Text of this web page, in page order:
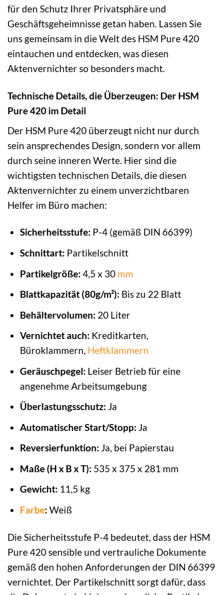
für den Schutz Ihrer Privatsphäre und
Geschäftsgeheimnisse getan haben. Lassen Sie
uns gemeinsam in die Welt des HSM Pure 420
eintauchen und entdecken, was diesen
Aktenvernichter so besonders macht.
Technische Details, die Überzeugen: Der HSM
Pure 420 im Detail
Der HSM Pure 420 überzeugt nicht nur durch
sein ansprechendes Design, sondern vor allem
durch seine inneren Werte. Hier sind die
wichtigsten technischen Details, die diesen
Aktenvernichter zu einem unverzichtbaren
Helfer im Büro machen:
Sicherheitsstufe: P-4 (gemäß DIN 66399)
Schnittart: Partikelschnitt
Partikelgröße: 4,5 x 30 mm
Blattkapazität (80g/m²): Bis zu 22 Blatt
Behältervolumen: 20 Liter
Vernichtet auch: Kreditkarten,
Büroklammern, Heftklammern
Geräuschpegel: Leiser Betrieb für eine
angenehme Arbeitsumgebung
Überlastungsschutz: Ja
Automatischer Start/Stopp: Ja
Reversierfunktion: Ja, bei Papierstau
Maße (H x B x T): 535 x 375 x 281 mm
Gewicht: 11,5 kg
Farbe: Weiß
Die Sicherheitsstufe P-4 bedeutet, dass der HSM
Pure 420 sensible und vertrauliche Dokumente
gemäß den hohen Anforderungen der DIN 66399
vernichtet. Der Partikelschnitt sorgt dafür, dass